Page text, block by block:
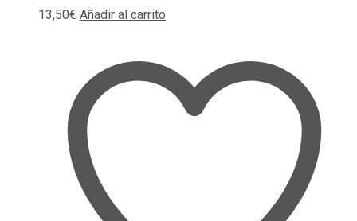
13,50€ Añadir al carrito